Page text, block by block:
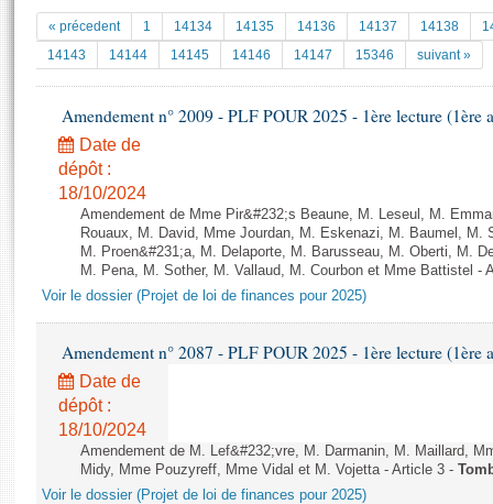
Documents parlementaires
Projets de loi
Propositions de loi
Amendements
Textes adoptés
Rapports d'information
Rapports d'enquête
Rapports législatifs
Dossiers législatifs
Budget et sécurité sociale
Questions écrites et orales
Comptes rendus des débats
Documents de référence
( Constitution | Règlement de l'Assemblée ... )
Histoire
Juniors
Anciennes législatures
Liens vers les sites publics
La Bibliothèque
Les archives
Photos libres de droit
« précedent 1 14134 14135 14136 14137 14138
14143
14144 14145 14146 14147 15346 suivant »
Amendement n° 2009 - PLF POUR 2025 - 1ère lecture (1ère
Date de
dépôt :
18/10/2024
Amendement de Mme Pir&#232;s Beaune, M. Leseul, M.
Rouaux, M. David, Mme Jourdan, M. Eskenazi, M. Baumel, M.
M. Proen&#231;a, M. Delaporte, M. Barusseau, M. Oberti, M.
M. Pena, M. Sother, M. Vallaud, M. Courbon et Mme Battistel -
Voir le dossier (Projet de loi de finances pour 2025)
Amendement n° 2087 - PLF POUR 2025 - 1ère lecture (1ère
Date de
dépôt :
18/10/2024
Amendement de M. Lef&#232;vre, M. Darmanin, M. Maillard,
Midy, Mme Pouzyreff, Mme Vidal et M. Vojetta - Article 3 -
Voir le dossier (Projet de loi de finances pour 2025)